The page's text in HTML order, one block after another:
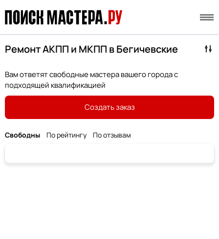
Ремонт АКПП и МКПП в Бегичевские
Вам ответят свободные мастера вашего города с
подходящей квалификацией
Создать заказ
Свободны По рейтингу По отзывам